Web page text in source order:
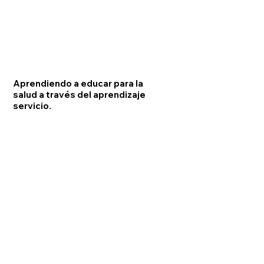
Aprendiendo a educar para la
salud a través del aprendizaje
servicio.